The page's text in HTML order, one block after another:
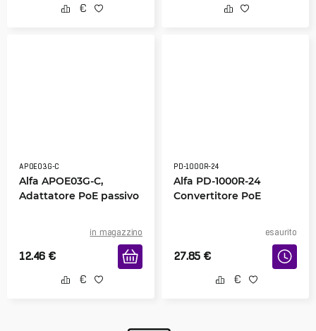
APOE03G-C
Alfa APOE03G-C,
Adattatore PoE passivo
in magazzino
12.46 €
PD-1000R-24
Alfa PD-1000R-24
Convertitore PoE
esaurito
27.85 €